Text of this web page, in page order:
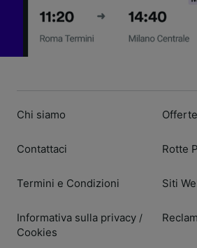
Chi siamo
Contattaci
Termini e Condizioni
Informativa sulla privacy /
Cookies
Rotte
Siti